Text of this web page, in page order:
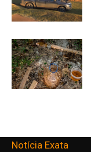
Notícia Exata